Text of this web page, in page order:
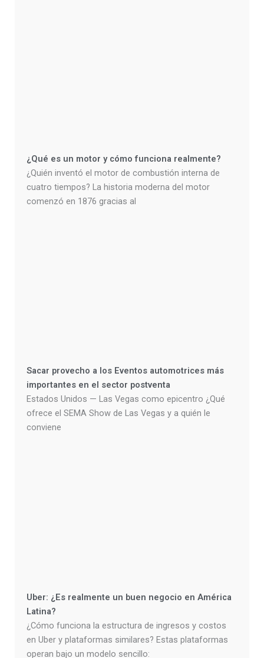
¿Qué es un motor y cómo funciona realmente?
¿Quién inventó el motor de combustión interna de
cuatro tiempos? La historia moderna del motor
comenzó en 1876 gracias al
Sacar provecho a los Eventos automotrices más
importantes en el sector postventa
Estados Unidos — Las Vegas como epicentro ¿Qué
ofrece el SEMA Show de Las Vegas y a quién le
conviene
Uber: ¿Es realmente un buen negocio en América
Latina?
¿Cómo funciona la estructura de ingresos y costos
en Uber y plataformas similares? Estas plataformas
operan bajo un modelo sencillo: